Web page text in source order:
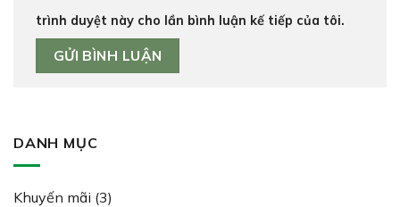
trình duyệt này cho lần bình luận kế tiếp của tôi.
DANH MỤC
Khuyến mãi (3)